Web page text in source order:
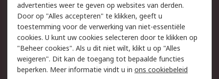
Wettelijk
Cookiebeleid
Email veiligheid
Privacybeleid
Websitevoorwaarden
Algemene
verkoopvoorwaarden
advertenties weer te geven op websites van derden.
Door op "Alles accepteren" te klikken, geeft u
toestemming voor de verwerking van niet-essentiële
cookies. U kunt uw cookies selecteren door te klikken op
"Beheer cookies". Als u dit niet wilt, klikt u op "Alles
weigeren". Dit kan de toegang tot bepaalde functies
beperken. Meer informatie vindt u in ons cookiebeleid